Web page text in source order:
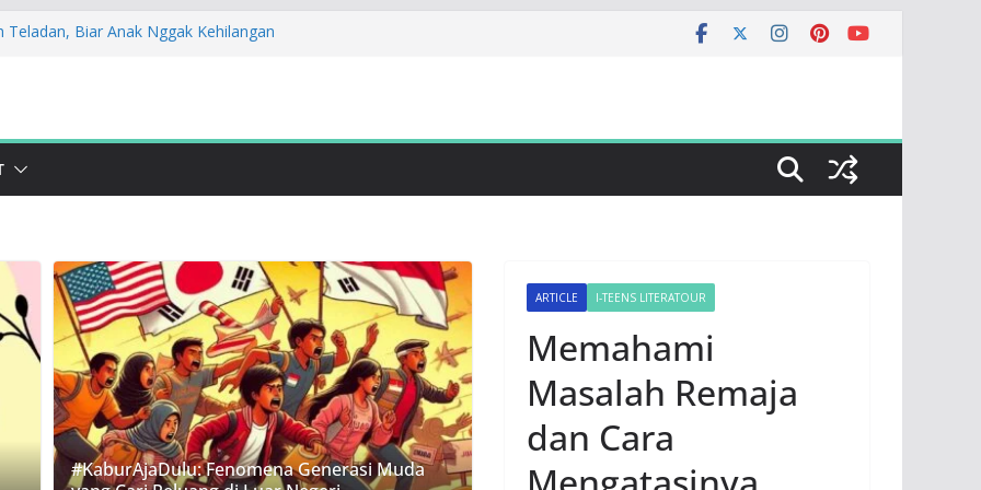
Teladan, Biar Anak Nggak Kehilangan
Lawan Kekerasan Lewat Kampanye
ARTICLE I-TEENS LITERATOUR
Memahami
Masalah Remaja
dan Cara
#KaburAjaDulu: Fenomena Generasi Muda